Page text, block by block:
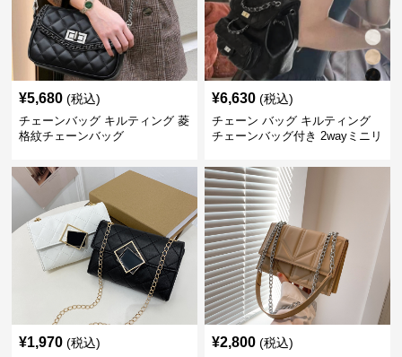
¥5,680 (税込)
チェーンバッグ キルティング 菱
格紋チェーンバッグ
¥6,630 (税込)
チェーン バッグ キルティング
チェーンバッグ付き 2wayミニリ
¥1,970 (税込) ¥2,800 (税込)